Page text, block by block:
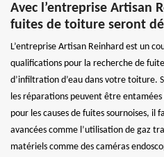
Avec l’entreprise Artisan
fuites de toiture seront
L’entreprise Artisan Reinhard est un
qualifications pour la recherche de fuite
d’infiltration d’eau dans votre toiture.
les réparations peuvent être
pour les causes de fuites sournoises, il
avancées comme l’utilisation de gaz
matériels comme des caméras